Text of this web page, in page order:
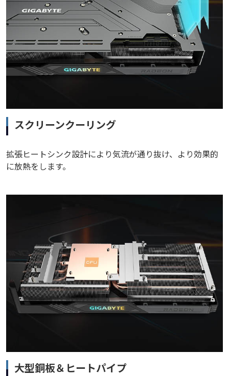
スクリーンクーリング
拡張ヒートシンク設計により気流が通り抜け、より効果的
に放熱をします。
大型銅板＆ヒートパイプ